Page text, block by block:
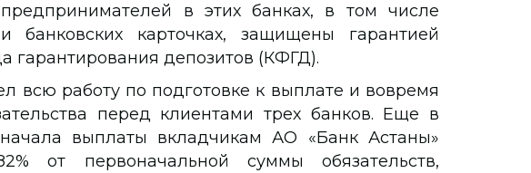
в этих банках, в том числе
банковских карточках, защищены гарантией
гарантирования депозитов (КФГД).
всю работу по подготовке к выплате и вовремя
перед клиентами трех банков. Еще в
выплаты вкладчикам АО «Банк Астаны»
от первоначальной суммы обязательств,